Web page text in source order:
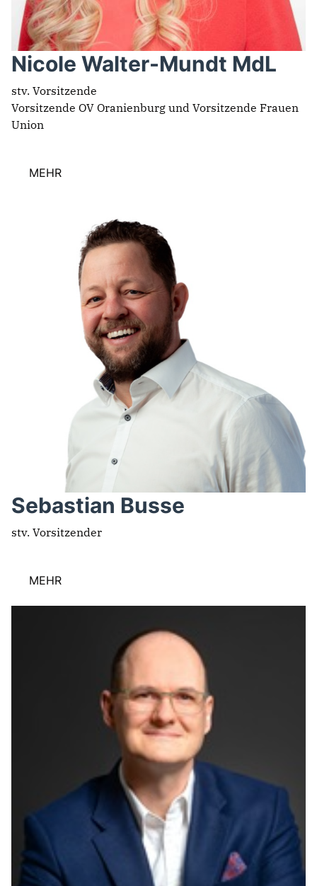
Nicole Walter-Mundt MdL
stv. Vorsitzende
Vorsitzende OV Oranienburg und Vorsitzende Frauen
Union
MEHR
Sebastian Busse
stv. Vorsitzender
MEHR